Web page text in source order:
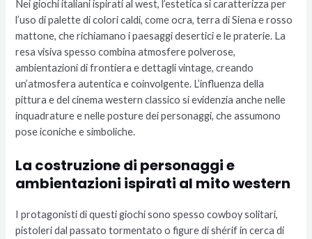
Nei giochi italiani ispirati al west, l’estetica si caratterizza per
l’uso di palette di colori caldi, come ocra, terra di Siena e rosso
mattone, che richiamano i paesaggi desertici e le praterie. La
resa visiva spesso combina atmosfere polverose,
ambientazioni di frontiera e dettagli vintage, creando
un’atmosfera autentica e coinvolgente. L’influenza della
pittura e del cinema western classico si evidenzia anche nelle
inquadrature e nelle posture dei personaggi, che assumono
pose iconiche e simboliche.
La costruzione di personaggi e
ambientazioni ispirati al mito western
I protagonisti di questi giochi sono spesso cowboy solitari,
pistoleri dal passato tormentato o figure di shérif in cerca di